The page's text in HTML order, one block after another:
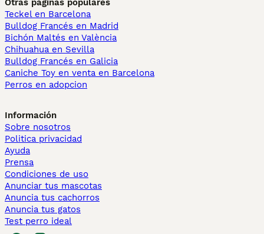
Otras páginas populares
Teckel en Barcelona
Bulldog Francés en Madrid
Bichón Maltés en València
Chihuahua en Sevilla
Bulldog Francés en Galicia
Caniche Toy en venta en Barcelona
Perros en adopcion
Información
Sobre nosotros
Politica privacidad
Ayuda
Prensa
Condiciones de uso
Anunciar tus mascotas
Anuncia tus cachorros
Anuncia tus gatos
Test perro ideal